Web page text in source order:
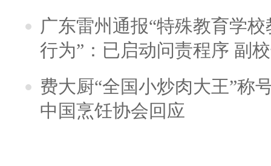
广东雷州通报“特殊教育学
行为”：已启动问责程序 副
费大厨“全国小炒肉大王”称
中国烹饪协会回应